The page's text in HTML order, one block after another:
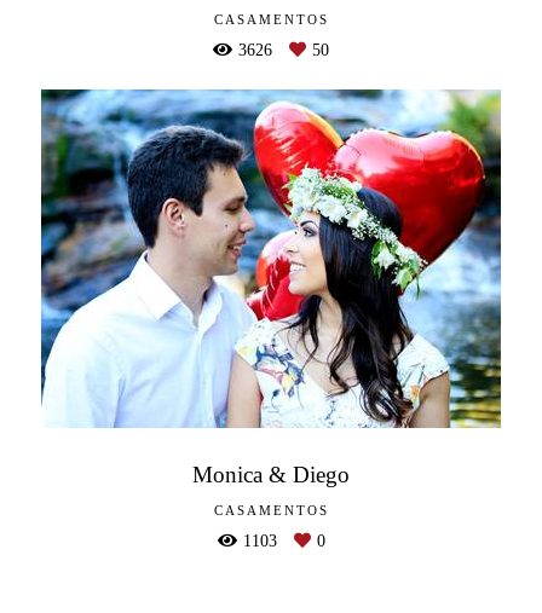
CASAMENTOS
3626 50
Monica & Diego
CASAMENTOS
1103 0